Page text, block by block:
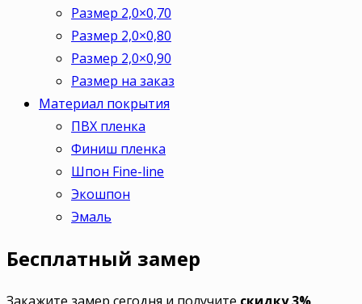
Размер 2,0×0,70
Размер 2,0×0,80
Размер 2,0×0,90
Размер на заказ
Материал покрытия
ПВХ пленка
Финиш пленка
Шпон Fine-line
Экошпон
Эмаль
Бесплатный замер